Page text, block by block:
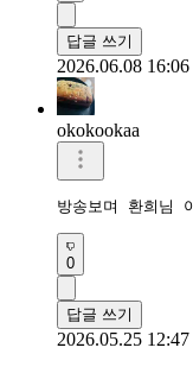
답글 쓰기
2026.06.08 16:06
okokookaa
방송보며 환희님
0
답글 쓰기
2026.05.25 12:47